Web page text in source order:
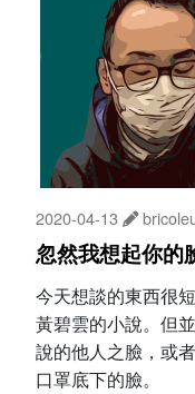
2020-04-13
忽然我想起你的
今天想談的東西很
黃碧雲的小說。但
說的他人之臉，或
口罩底下的臉。